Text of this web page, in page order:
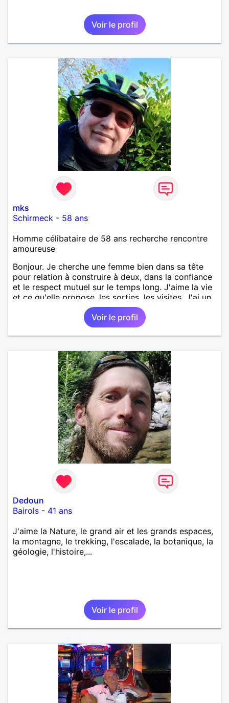
Voir le profil
mks
Schirmeck - 58 ans
Homme célibataire de 58 ans recherche rencontre
amoureuse
Bonjour. Je cherche une femme bien dans sa tête
pour relation à construire à deux, dans la confiance
et le respect mutuel sur le temps long. J'aime la vie
et ce qu'elle propose, les sorties, les visites. J'ai un
bon relationnel chaleureux, mais aussi ancré, posé.
Ma situation personnelle est stable. Je souhaite
rencontrer une femme bien dans sa vie pour
avancer à deux. avec joie, complicité, affection.
Voir le profil
Dedoun
Bairols - 41 ans
J'aime la Nature, le grand air et les grands espaces,
la montagne, le trekking, l'escalade, la botanique, la
géologie, l'histoire,...
Voir le profil